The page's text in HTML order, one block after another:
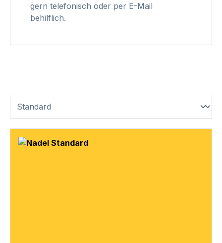
gern telefonisch oder per E-Mail
behilflich.